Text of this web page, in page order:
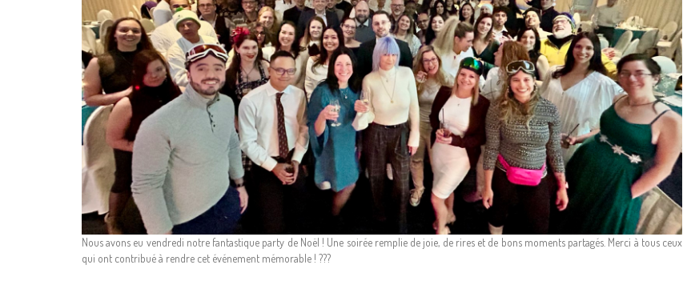
Nous avons eu vendredi notre fantastique party de Noël ! Une soirée remplie de joie, de rires et de bons moments partagés. Merci à tous ceux
qui ont contribué à rendre cet événement mémorable ! ???